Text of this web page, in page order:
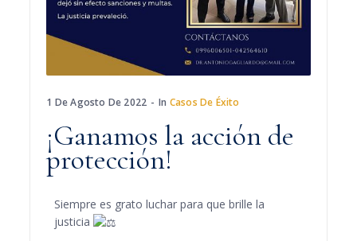
1 De Agosto De 2022 In Casos De Éxito
¡Ganamos la acción de
protección!
Siempre es grato luchar para que brille la
justicia